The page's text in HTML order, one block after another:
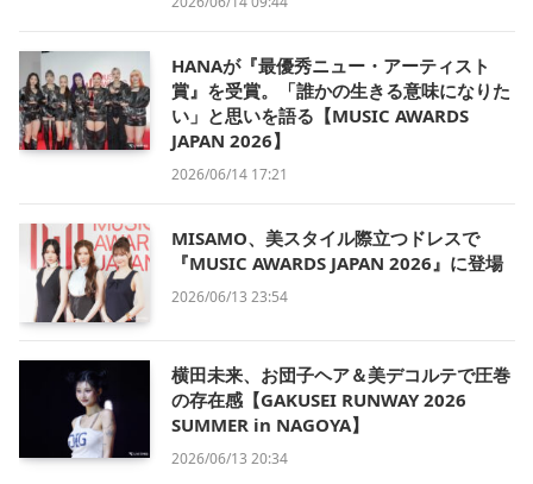
HANAが『最優秀ニュー・アーティスト
賞』を受賞。「誰かの生きる意味になりた
い」と思いを語る【MUSIC AWARDS
JAPAN 2026】
2026/06/14 17:21
MISAMO、美スタイル際立つドレスで
『MUSIC AWARDS JAPAN 2026』に登場
2026/06/13 23:54
横田未来、お団子ヘア＆美デコルテで圧巻
の存在感【GAKUSEI RUNWAY 2026
SUMMER in NAGOYA】
2026/06/13 20:34